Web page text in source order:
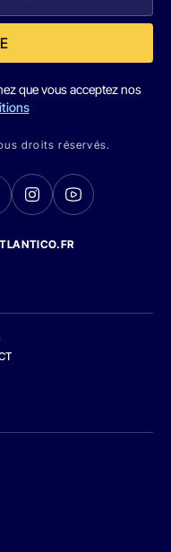
que vous acceptez nos
droits réservés.